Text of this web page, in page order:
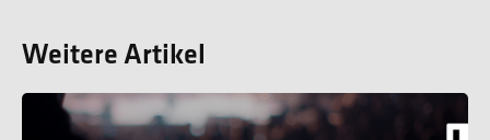
Weitere Artikel